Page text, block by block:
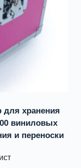
хранения
виниловых
и переноски